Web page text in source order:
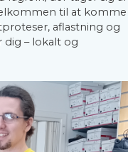
til at komme
aflastning og
dig – lokalt og